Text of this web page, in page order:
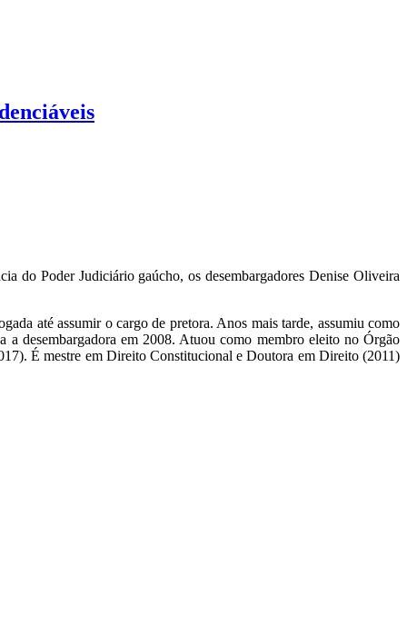
do Poder Judiciário gaúcho, os desembargadores Denise Oliveira
até assumir o cargo de pretora. Anos mais tarde, assumiu como
desembargadora em 2008. Atuou como membro eleito no Órgão
É mestre em Direito Constitucional e Doutora em Direito (2011)